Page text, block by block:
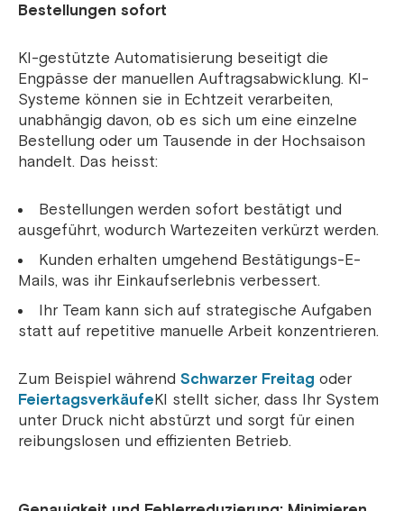
Bestellungen sofort
KI-gestützte Automatisierung beseitigt die
Engpässe der manuellen Auftragsabwicklung. KI-
Systeme können sie in Echtzeit verarbeiten,
unabhängig davon, ob es sich um eine einzelne
Bestellung oder um Tausende in der Hochsaison
handelt. Das heisst:
Bestellungen werden sofort bestätigt und
ausgeführt, wodurch Wartezeiten verkürzt werden.
Kunden erhalten umgehend Bestätigungs-E-
Mails, was ihr Einkaufserlebnis verbessert.
Ihr Team kann sich auf strategische Aufgaben
statt auf repetitive manuelle Arbeit konzentrieren.
Zum Beispiel während Schwarzer Freitag oder
FeiertagsverkäufeKI stellt sicher, dass Ihr System
unter Druck nicht abstürzt und sorgt für einen
reibungslosen und effizienten Betrieb.